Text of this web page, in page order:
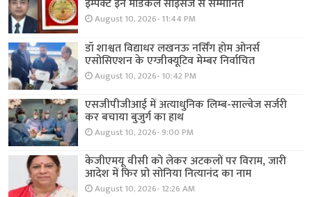
इम्पैक्ट इन मेडिकल साइंसेज से सम्मानित
August 10, 2026- 11:44 PM
डॉ शाश्वत विद्याधर लखनऊ नर्सिंग होम ओनर्स
एसोसिएशन के एग्जीक्यूटिव मेम्बर निर्वाचित
August 10, 2026- 10:42 PM
एसजीपीजीआई में अत्याधुनिक लिम्ब-साल्वेज सर्जरी
कर बचाया बुजुर्ग का हाथ
August 10, 2026- 9:00 PM
केजीएमयू वीसी को लेकर अटकलों पर विराम, जारी
आदेश में फिर प्रो सोनिया नित्यानंद का नाम
August 10, 2026- 12:26 AM